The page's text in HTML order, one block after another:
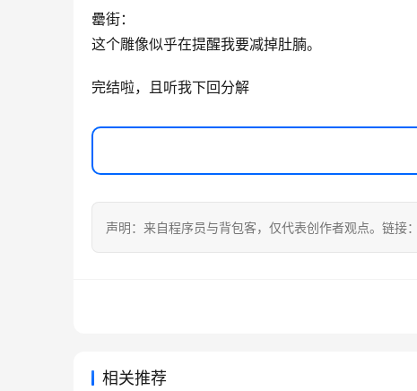
罍街：
这个雕像似乎在提醒我要减掉肚腩。
完结啦，且听我下回分解
声明：来自程序员与背包客，仅代表创作者观点。链接：
相关推荐